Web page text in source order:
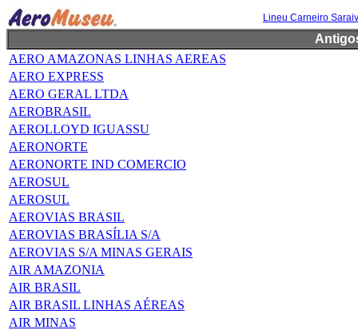
Lineu Carneiro
AERO AMAZONAS LINHAS AEREAS
AERO EXPRESS
AERO GERAL LTDA
AEROBRASIL
AEROLLOYD IGUASSU
AERONORTE
AERONORTE IND COMERCIO
AEROSUL
AEROSUL
AEROVIAS BRASIL
AEROVIAS BRASÍLIA S/A
AEROVIAS S/A MINAS GERAIS
AIR AMAZONIA
AIR BRASIL
AIR BRASIL LINHAS AÉREAS
AIR MINAS